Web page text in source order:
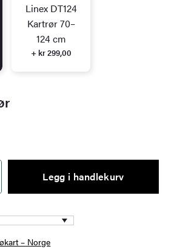
Linex DT124
Kartrør 70–
124 cm
+ kr 299,00
Legg i handlekurv
– Norge